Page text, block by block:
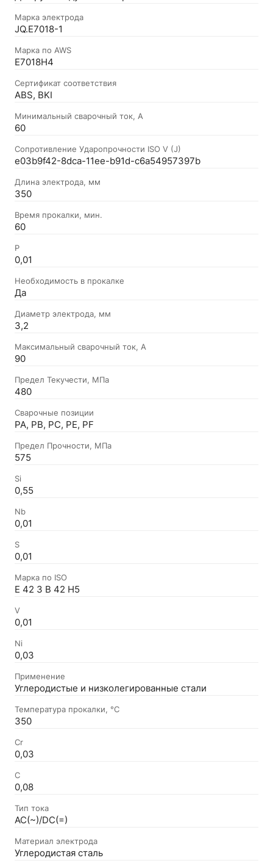
Марка электрода
JQ.E7018-1
Марка по AWS
E7018H4
Сертификат соответствия
ABS, BKI
Минимальный сварочный ток, А
60
Сопротивление Ударопрочности ISO V (J)
e03b9f42-8dca-11ee-b91d-c6a54957397b
Длина электрода, мм
350
Время прокалки, мин.
60
P
0,01
Необходимость в прокалке
Да
Диаметр электрода, мм
3,2
Максимальный сварочный ток, А
90
Предел Текучести, МПа
480
Сварочные позиции
PA, PB, PC, PE, PF
Предел Прочности, МПа
575
Si
0,55
Nb
0,01
S
0,01
Марка по ISO
E 42 3 B 42 H5
V
0,01
Ni
0,03
Применение
Углеродистые и низколегированные стали
Температура прокалки, °C
350
Cr
0,03
C
0,08
Тип тока
AC(~)/DC(=)
Материал электрода
Углеродистая сталь